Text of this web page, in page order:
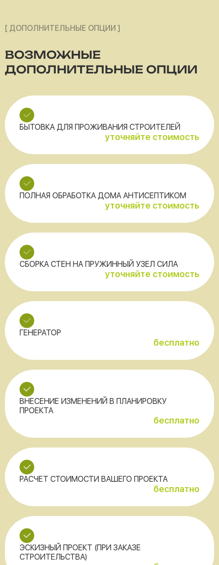
[ ДОПОЛНИТЕЛЬНЫЕ ОПЦИИ ]
ВОЗМОЖНЫЕ
ДОПОЛНИТЕЛЬНЫЕ ОПЦИИ
БЫТОВКА ДЛЯ ПРОЖИВАНИЯ СТРОИТЕЛЕЙ
уточняйте стоимость
ПОЛНАЯ ОБРАБОТКА ДОМА АНТИСЕПТИКОМ
уточняйте стоимость
СБОРКА СТЕН НА ПРУЖИННЫЙ УЗЕЛ СИЛА
уточняйте стоимость
ГЕНЕРАТОР
бесплатно
ВНЕСЕНИЕ ИЗМЕНЕНИЙ В ПЛАНИРОВКУ
ПРОЕКТА
бесплатно
РАСЧЕТ СТОИМОСТИ ВАШЕГО ПРОЕКТА
бесплатно
ЭСКИЗНЫЙ ПРОЕКТ (ПРИ ЗАКАЗЕ
СТРОИТЕЛЬСТВА)